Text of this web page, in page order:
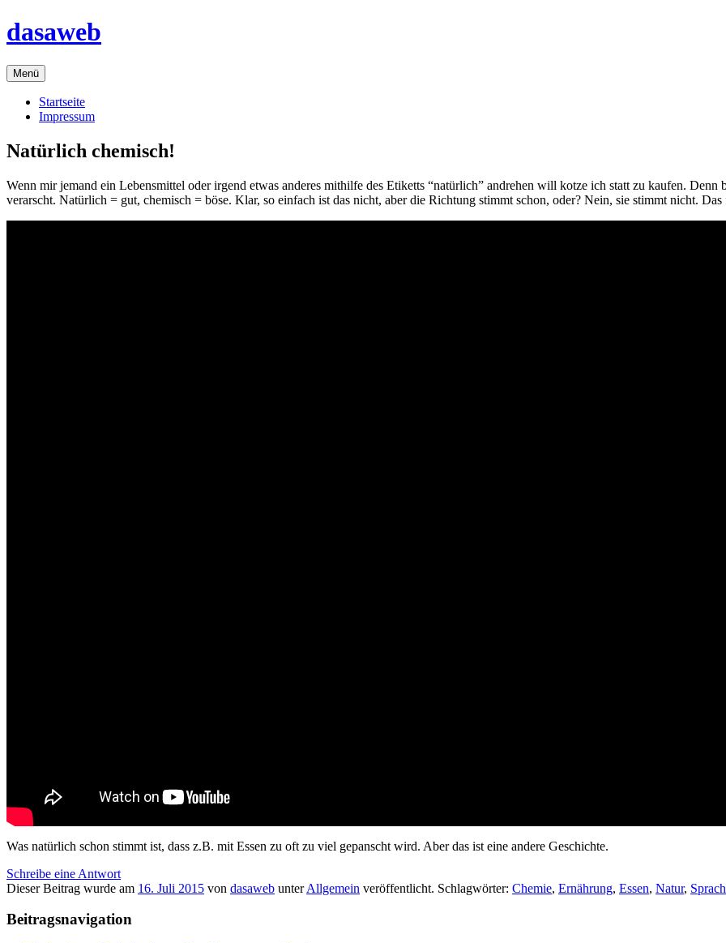
Zum
Inhalt
dasaweb
Menü
Startseite
Impressum
Natürlich chemisch!
Wenn mir jemand ein Lebensmittel oder irgend etwas anderes mithilfe des Etiketts “natürlich” andrehen will kotze ich statt zu kaufen.
verarscht. Natürlich = gut, chemisch = böse. Klar, so einfach ist das nicht, aber die Richtung stimmt schon, oder? Nein, sie stimmt nicht.
Was natürlich schon stimmt ist, dass z.B. mit Essen zu oft zu viel gepanscht wird. Aber das ist eine andere Geschichte.
Schreibe eine Antwort
Dieser Beitrag wurde am 16. Juli 2015 von dasaweb unterAllgemein veröffentlicht. Schlagwörter: Chemie, Ernährung, Essen, Natur,
Beitragsnavigation